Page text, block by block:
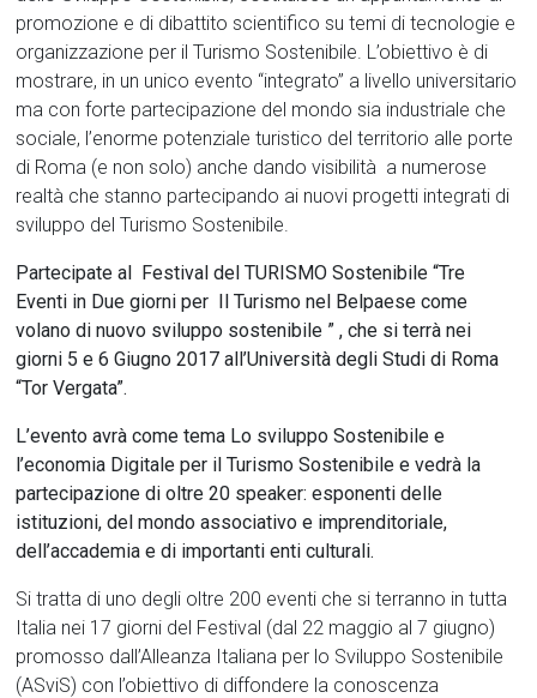
promozione e di dibattito scientifico su temi di tecnologie e
organizzazione per il Turismo Sostenibile. L’obiettivo è di
mostrare, in un unico evento “integrato” a livello universitario
ma con forte partecipazione del mondo sia industriale che
sociale, l’enorme potenziale turistico del territorio alle porte
di Roma (e non solo) anche dando visibilità a numerose
realtà che stanno partecipando ai nuovi progetti integrati di
sviluppo del Turismo Sostenibile.
Partecipate al Festival del TURISMO Sostenibile “Tre
Eventi in Due giorni per Il Turismo nel Belpaese come
volano di nuovo sviluppo sostenibile ” , che si terrà nei
giorni 5 e 6 Giugno 2017 all’Università degli Studi di Roma
“Tor Vergata”.
L’evento avrà come tema Lo sviluppo Sostenibile e
l’economia Digitale per il Turismo Sostenibile e vedrà la
partecipazione di oltre 20 speaker: esponenti delle
istituzioni, del mondo associativo e imprenditoriale,
dell’accademia e di importanti enti culturali.
Si tratta di uno degli oltre 200 eventi che si terranno in tutta
Italia nei 17 giorni del Festival (dal 22 maggio al 7 giugno)
promosso dall’Alleanza Italiana per lo Sviluppo Sostenibile
(ASviS) con l’obiettivo di diffondere la conoscenza